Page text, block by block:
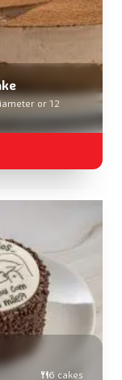
or 12
6 cakes